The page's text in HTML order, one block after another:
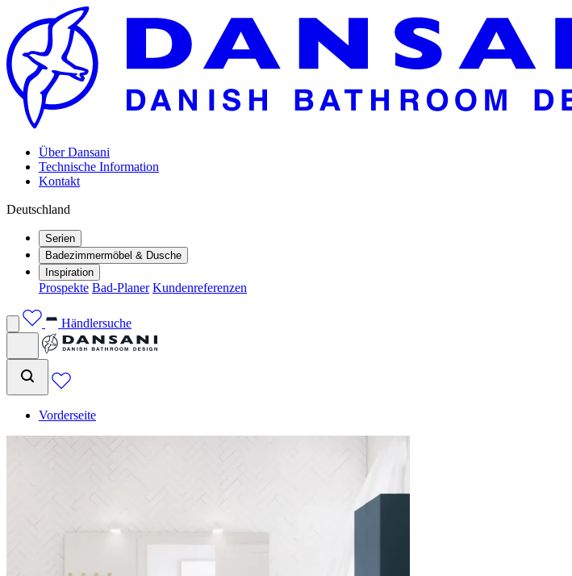
Über Dansani
Technische Information
Kontakt
Deutschland
Serien
Badezimmermöbel & Dusche
Inspiration
Prospekte Bad-Planer Kundenreferenzen
Händlersuche
Vorderseite